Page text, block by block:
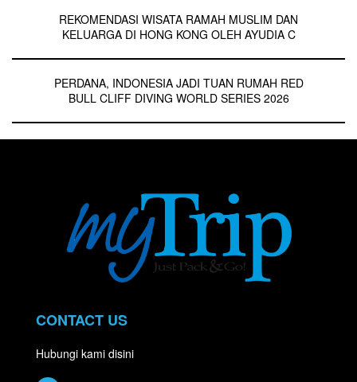
REKOMENDASI WISATA RAMAH MUSLIM DAN
KELUARGA DI HONG KONG OLEH AYUDIA C
PERDANA, INDONESIA JADI TUAN RUMAH RED
BULL CLIFF DIVING WORLD SERIES 2026
CONTACT US
Hubungi kami disini